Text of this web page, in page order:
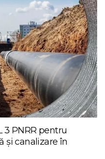
3 PNRR pentru
și canalizare în